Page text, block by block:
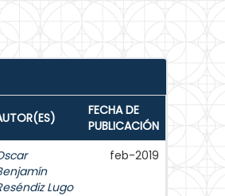
FECHA DE
PUBLICACIÓN
Lugo
feb-2019